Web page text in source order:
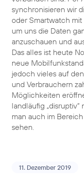
synchronisieren wir
oder Smartwatch mit
um uns die Daten
anzuschauen und
Das alles ist heute
neue
jedoch vieles auf
und Verbrauchern
Möglichkeiten
landläufig „disruptiv“
man auch im
sehen.
11. Dezember 2019